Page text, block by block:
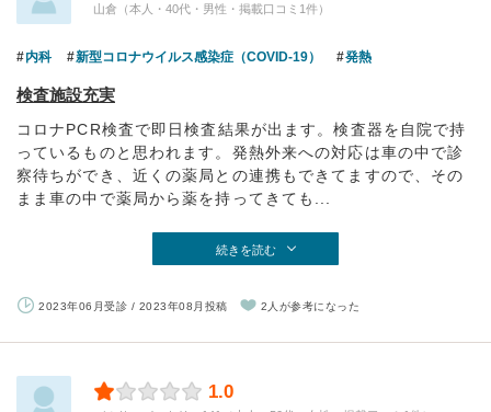
山倉（本人・40代・男性・掲載口コミ1件）
内科 新型コロナウイルス感染症（COVID-19） 発熱
検査施設充実
コロナPCR検査で即日検査結果が出ます。検査器を自院で持
っているものと思われます。発熱外来への対応は車の中で診
察待ちができ、近くの薬局との連携もできてますので、その
まま車の中で薬局から薬を持ってきても...
続きを読む
2023年06月受診 / 2023年08月投稿 2人が参考になった
1.0